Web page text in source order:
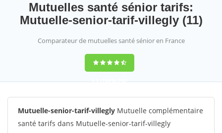
Mutuelles santé sénior tarifs:
Mutuelle-senior-tarif-villegly (11)
Comparateur de mutuelles santé sénior en France
9,2(100%)242
votes
Mutuelle-senior-tarif-villegly Mutuelle complémentaire
santé tarifs dans Mutuelle-senior-tarif-villegly